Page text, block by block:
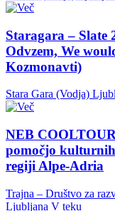
Staragara – Slate
Odvzem, We
Kozmonavti)
Stara Gara (Vodja)
NEB
pomočjo
regiji Alpe-Adria
Trajna – Društvo za
Ljubljana V teku